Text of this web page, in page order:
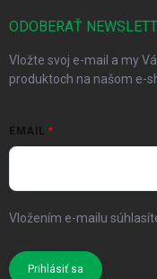
ODOBERAŤ
Vložte svoj e-mail a my
produktoch na našom e-
EMAIL
Vložením e-mailu
Prihlásiť sa